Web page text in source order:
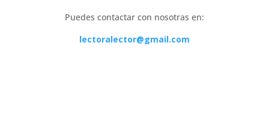
Puedes contactar con nosotras en:
lectoralector@gmail.com